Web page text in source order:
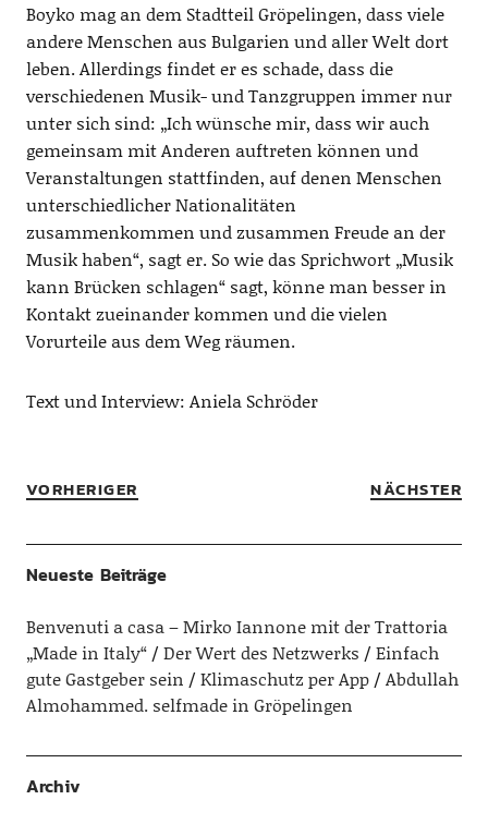
Boyko mag an dem StadtteilGröpelingen, dass viele
andere Menschen aus Bulgarien und aller Welt dort
leben.Allerdings findet er es schade, dass die
verschiedenen Musik- und Tanzgruppen immer nur
unter sich sind: „Ich wünsche mir, dass wirauch
gemeinsam mitAnderen auftreten können und
Veranstaltungen stattfinden, auf denen Menschen
unterschiedlicherNationalitäten
zusammenkommen und zusammen Freude an der
Musikhaben“, sagt er. So wie das Sprichwort „Musik
kann Brücken schlagen“ sagt, könneman besserin
Kontakt zueinander kommen und die vielen
Vorurteile aus dem Weg räumen.
Text und Interview: Aniela Schröder
VORHERIGER NÄCHSTER
Neueste Beiträge
Benvenuti a casa – Mirko Iannone mit der Trattoria
„Made in Italy“
Der Wert des Netzwerks
Einfach
gute Gastgeber sein
Klimaschutz per App
Abdullah
Almohammed. selfmade in Gröpelingen
Archiv